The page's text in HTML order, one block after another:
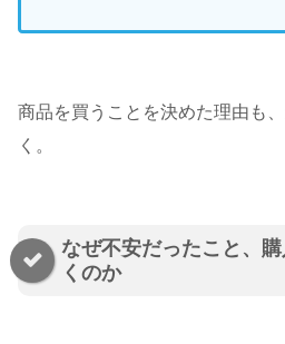
商品を買うことを決めた理由も
く。
なぜ不安だったこと、
くのか